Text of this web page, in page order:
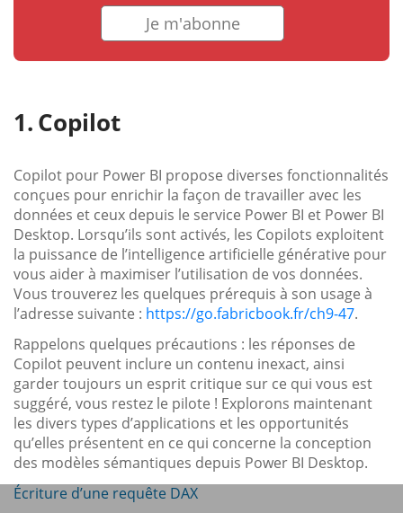
Je m'abonne
Copilot
Copilot pour Power BI propose diverses fonctionnalités
conçues pour enrichir la façon de travailler avec les
données et ceux depuis le service Power BI et Power BI
Desktop. Lorsqu’ils sont activés, les Copilots exploitent
la puissance de l’intelligence artificielle générative pour
vous aider à maximiser l’utilisation de vos données.
Vous trouverez les quelques prérequis à son usage à
l’adresse suivante : https://go.fabricbook.fr/ch9-47.
Rappelons quelques précautions : les réponses de
Copilot peuvent inclure un contenu inexact, ainsi
garder toujours un esprit critique sur ce qui vous est
suggéré, vous restez le pilote ! Explorons maintenant
les divers types d’applications et les opportunités
qu’elles présentent en ce qui concerne la conception
des modèles sémantiques depuis Power BI Desktop.
Écriture d’une requête DAX